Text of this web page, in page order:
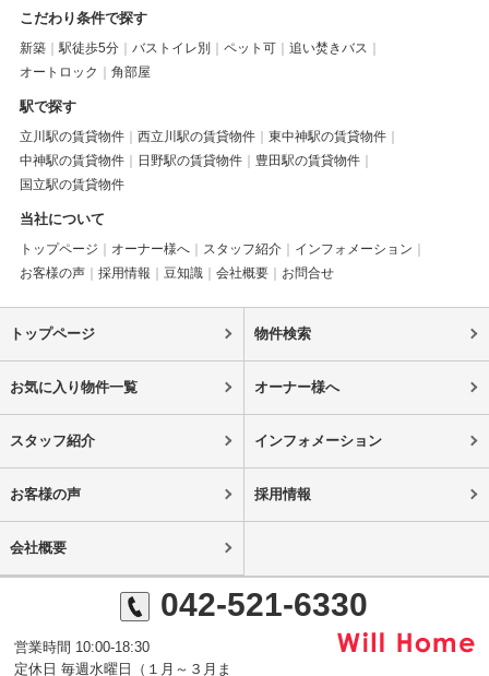
こだわり条件で探す
新築 駅徒歩5分 バストイレ別 ペット可
追い焚きバス
オートロック
角部屋
駅で探す
立川駅の賃貸物件 西立川駅の賃貸物件
東中神駅の賃貸物件
中神駅の賃貸物件
日野駅の賃貸物件
豊田駅の賃貸物件
国立駅の賃貸物件
当社について
トップページ オーナー様へ スタッフ紹介
インフォメーション
お客様の声
採用情報 豆知識 会社概要 お問合せ
トップページ 物件検索
お気に入り物件一覧 オーナー様へ
スタッフ紹介 インフォメーション
お客様の声 採用情報
会社概要
042-521-6330
営業時間 10:00-18:30
定休日 毎週水曜日（１月～３月ま